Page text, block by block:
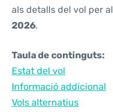
als detalls del vol per al
2026.
Taula de continguts:
Estat del vol
Informació addicional
Vols alternatius